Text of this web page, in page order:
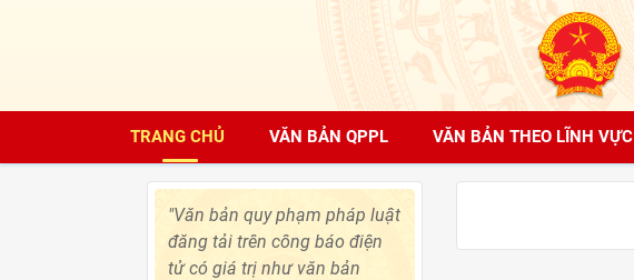
TRANG CHỦ VĂN BẢN QPPL VĂN BẢN THEO LĨNH VỰC
"Văn bản quy phạm pháp luật
đăng tải trên công báo điện
tử có giá trị như văn bản